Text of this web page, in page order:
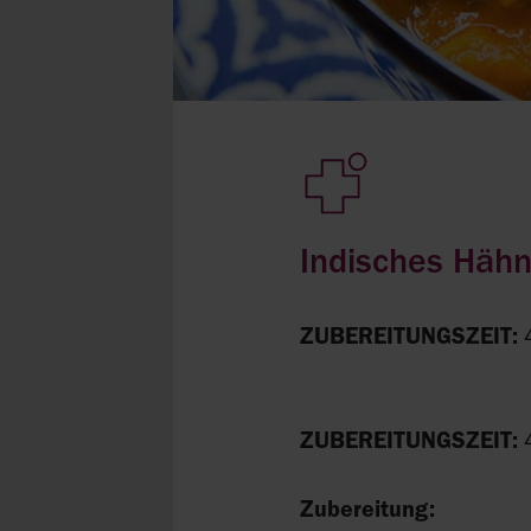
Indisches
ZUBEREITUNGSZEIT:
ZUBEREITUNGSZEIT:
Zubereitung: